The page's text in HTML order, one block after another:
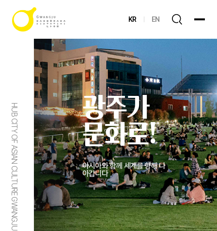
KR EN
HUB CITY OF ASIAN CULTURE GWANGJU
광주가
문화로!
아시아와 함께 세계를 향해 나
아갑니다